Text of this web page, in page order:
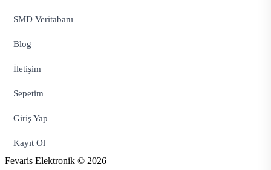
SMD Veritabanı
Blog
İletişim
Sepetim
Giriş Yap
Kayıt Ol
Fevaris Elektronik © 2026